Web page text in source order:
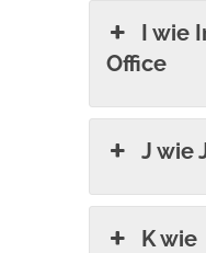
I wie
Office
J wie
K wie